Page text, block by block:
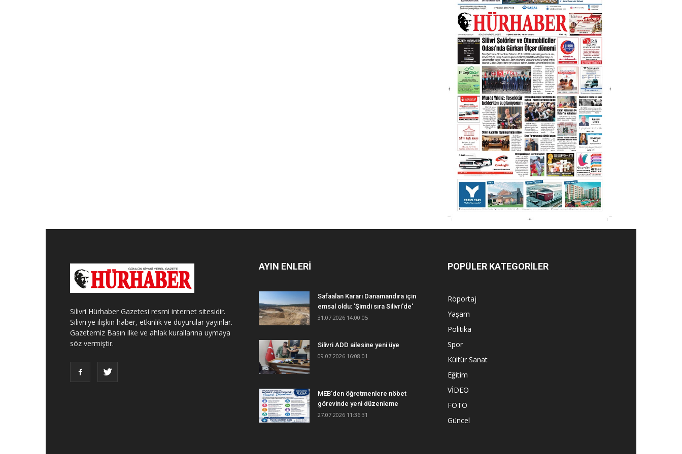
Silivri Hürhaber Gazetesi resmi internet sitesidir.
Silivri'ye ilişkin haber, etkinlik ve duyurular yayınlar.
Gazetemiz Basın ilke ve ahlak kurallarına uymaya
söz vermiştir.
AYIN ENLERİ
Safaalan Kararı Danamandıra için
emsal oldu: 'Şimdi sıra Silivri'de'
31.07.2026 14:00:05
Silivri ADD ailesine yeni üye
09.07.2026 16:08:01
MEB'den öğretmenlere nöbet
görevinde yeni düzenleme
27.07.2026 11:36:31
POPÜLER KATEGORİLER
Röportaj
Yaşam
Politika
Spor
Kültür Sanat
Eğitim
VİDEO
FOTO
Güncel